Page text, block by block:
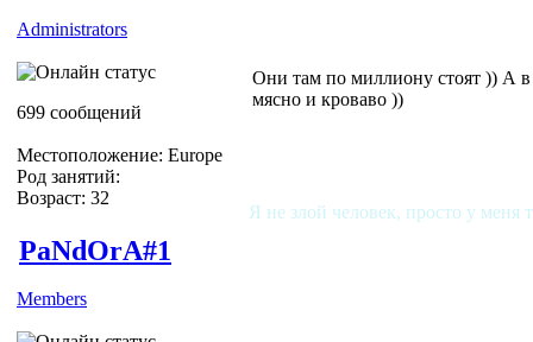
Administrators
699 сообщений
Местоположение: Europe
Род занятий:
Возраст: 32
Они там по миллиону стоят )) А в
мясно и кроваво ))
Я не злой человек, просто у меня
PaNdOrA#1
Members